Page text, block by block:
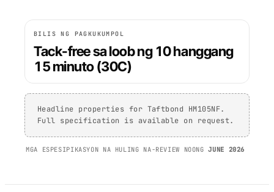
AFT 2064WF
Acrylic Foam Tape
BILIS NG PAGKUKUMPOL
Tack-free sa loob ng 10 hanggang
15 minuto (30C)
Headline properties for Taftbond HM105NF.
Full specification is available on request.
MGA ESPESIPIKASYON NA HULING NA-REVIEW NOONGJUNE 2026